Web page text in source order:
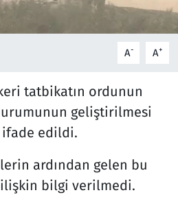
A- A+
tatbikatın ordunun
geliştirilmesi
ifade edildi.
ardından gelen bu
bilgi verilmedi.